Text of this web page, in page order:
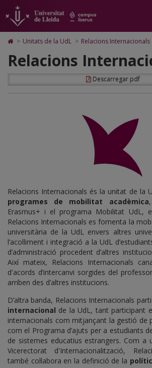
Relacions
Internacionals
UdL
pàgina
principal.
Universitat
contingut
principal
pàgina
Mapa
Web.
Universitat
Lleida
Cerca
Accessibilitat.
Universitat
Lleida
Icono
Home
para
a
la
> Unitats de la UdL > Relacions Internacionals
Relacions
Descarregar pdf
Relacions Internacionals és la unitat de la
programes de mobilitat acadèmica
Erasmus+ i el programa Mobilitat UdL,
Relacions Internacionals es fomenta la
universitària de la UdL envers altres
l’acolliment i integració a la UdL
d’administració procedent d’altres
Així mateix, Relacions Internacionals
d'acords d’intercanvi sorgides del
arriben des d’altres institucions.
D’altra banda, Relacions Internacionals
internacional de la UdL, tant participant
internacionals com mitjançant la gestió de
com el Programa d’ajuts per a estudiants
de sistemes educatius estrangers. Com a
Vicerectorat d'Internacionalització,
també col·labora en la definició de la